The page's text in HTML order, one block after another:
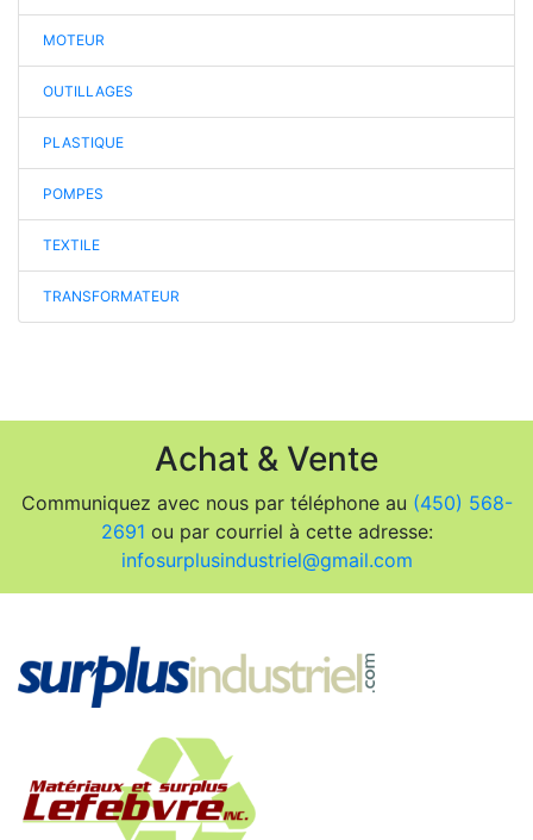
MOTEUR
OUTILLAGES
PLASTIQUE
POMPES
TEXTILE
TRANSFORMATEUR
Achat & Vente
Communiquez avec nous par téléphone au (450) 568-
2691 ou par courriel à cette adresse:
infosurplusindustriel@gmail.com